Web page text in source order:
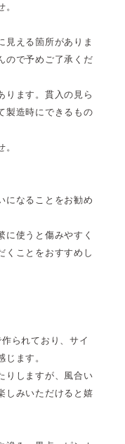
見える箇所がありま
ので予めご了承くだ
ります。貫入の見ら
製造時にできるもの
になることをお勧め
に使うと傷みやすく
くことをおすすめし
られており、サイ
ます。
りしますが、風合い
しみいただけると嬉